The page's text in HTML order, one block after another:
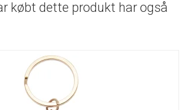
købt dette produkt har også